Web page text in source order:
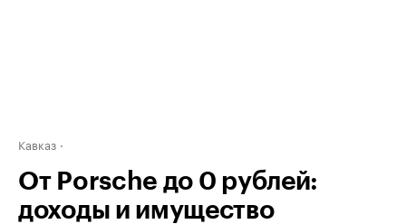
Кавказ
От Porsche до 0 рублей:
доходы и имущество